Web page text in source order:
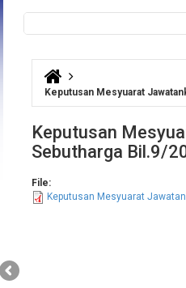
Borang carian
Anda di sini
Keputusan Mesyuarat
Keputusan
Sebutharga Bil.9/
File:
Keputusan Mesyuarat